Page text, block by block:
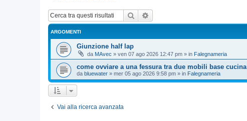
Cerca
ARGOMENTI
Giunzione half lap
da MAvec » ven 07 ago 2026 12:47 pm » in Falegnameria
come ovviare a una fessura tra due mobili base cucina
da bluewater » mer 05 ago 2026 9:58 pm » in Falegnameria
Vai alla ricerca avanzata